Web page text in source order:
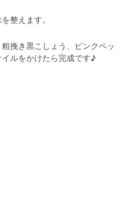
整えます。
挽き黒こしょう、ピンクペッ
ルをかけたら完成です♪